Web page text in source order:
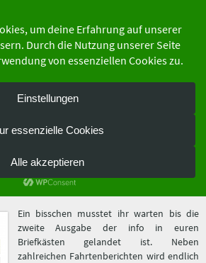
Deutscher Wald
Bundesverband e.V.
Ein bisschen musstet ihr warten bis die
zweite Ausgabe der info in euren
Briefkästen gelandet ist. Neben
zahlreichen Fahrtenberichten wird endlich